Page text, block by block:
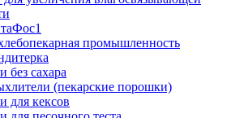
промышленность
без сахара
(пекарские порошки)
для кексов